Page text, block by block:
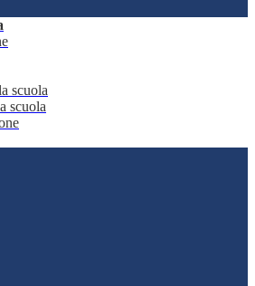
scuola
scuola